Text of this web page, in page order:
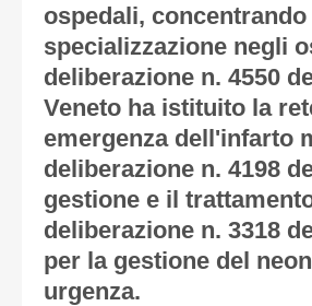
ospedali,
specializzazione negli
deliberazione n. 4550
Veneto ha istituito la
emergenza dell'infarto
deliberazione n. 4198
gestione e il
deliberazione n. 3318
per la gestione del
urgenza.